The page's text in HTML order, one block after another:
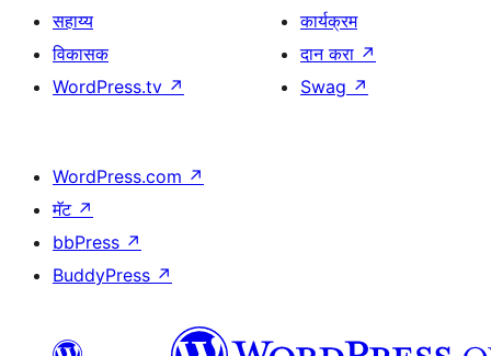
सहाय्य
विकासक
WordPress.tv ↗
कार्यक्रम
दान करा ↗
Swag ↗
WordPress.com ↗
मॅट ↗
bbPress ↗
BuddyPress ↗